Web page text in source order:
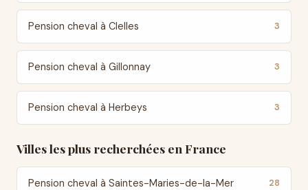
Pension cheval à Clelles 3
Pension cheval à Gillonnay 3
Pension cheval à Herbeys 3
Villes les plus recherchées en France
Pension cheval à Saintes-Maries-de-la-Mer 28